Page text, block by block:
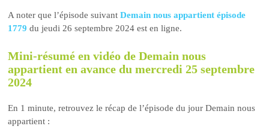
A noter que l’épisode suivantDemain nous appartient épisode
1779 du jeudi 26 septembre 2024 est en ligne.
Mini-résumé en vidéo de Demain nous
appartient en avance du mercredi 25 septembre
2024
En 1 minute, retrouvez le récap de l’épisode du jour Demain nous
appartient :